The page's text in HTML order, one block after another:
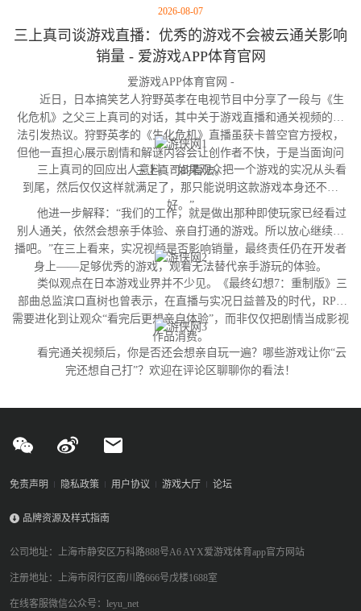
2026-08-07
三上真司谈游戏直播：优秀的游戏不会被云通关影响
销量 - 爱游戏APP体育官网
爱游戏APP体育官网 -
近日，日本搞笑艺人狩野英孝在电视节目中分享了一段与《生
化危机》之父三上真司的对话，其中关于游戏直播和通关视频的看
法引发热议。狩野英孝的《生化危机》直播虽获卡普空官方授权，
但他一直担心展示剧情和解谜内容会让创作者不快，于是当面询问
三上真司的看法。
三上真司的回应出人意料：“如果观众把一个游戏的实况从头看
到尾，然后仅仅这样就满足了，那只能说明这款游戏本身还不够
好。”
他进一步解释：“我们的工作，就是做出那种即使玩家已经看过
别人通关，依然会想亲手体验、亲自打通的游戏。所以放心继续直
播吧。”在三上看来，实况视频是否影响销量，最终责任仍在开发者
身上——足够优秀的游戏，观看无法替代亲手游玩的体验。
类似观点在日本游戏业界并不少见。《最终幻想7：重制版》三
部曲总监滨口直树也曾表示，在直播与实况日益普及的时代，RPG
需要进化到让观众“看完后更想亲自体验”，而非仅仅把剧情当成影视
作品消费。
看完通关视频后，你是否还会想亲自玩一遍？哪些游戏让你“云
完还想自己打”？欢迎在评论区聊聊你的看法！
免责声明 隐私政策 用户协议 游戏大厅 论坛
品牌资源及样式指南
公司地址：上海市静安区万科路888号A6 AYX爱游戏体育app官方网站
注册地址：上海市闵行区南川路666号戊楼1688室
在线客服微信公众号：leyu_net